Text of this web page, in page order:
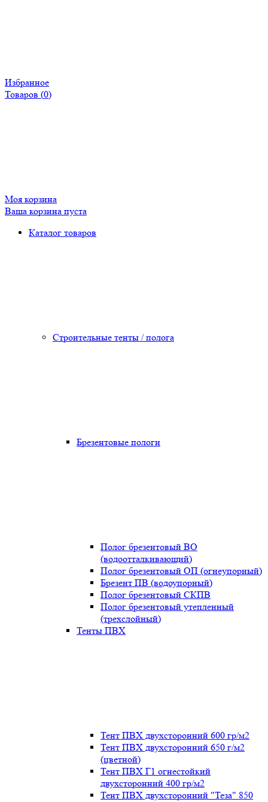
Избранное
Товаров (0)
Моя корзина
Ваша корзина пуста
Каталог товаров
Строительные тенты / полога
Брезентовые пологи
Полог брезентовый ВО
(водоотталкивающий)
Полог брезентовый ОП (огнеупорный)
Брезент ПВ (водоупорный)
Полог брезентовый СКПВ
Полог брезентовый утепленный
(трехслойный)
Тенты ПВХ
Тент ПВХ двухсторонний 600 гр/м2
Тент ПВХ двухсторонний 650 г/м2
(цветной)
Тент ПВХ Г1 огнестойкий
двухсторонний 400 гр/м2
Тент ПВХ двухсторонний "Теза" 850